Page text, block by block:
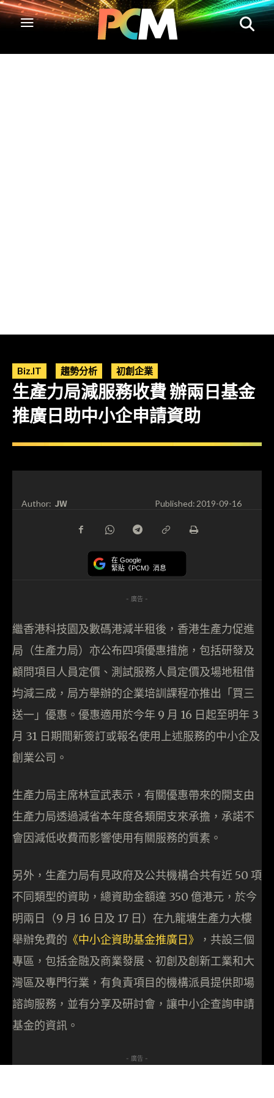
Biz.IT 趨勢分析 初創企業
生產力局減服務收費 辦兩日基金
推廣日助中小企申請資助
Author: JW Published:2019-09-16
在 Google
緊貼《PCM》消息
- 廣告 -
繼香港科技園及數碼港減半租後，香港生產力促進
局（生產力局）亦公布四項優惠措施，包括研發及
顧問項目人員定價、測試服務人員定價及場地租借
均減三成，局方舉辦的企業培訓課程亦推出「買三
送一」優惠。優惠適用於今年 9 月 16 日起至明年 3
月 31 日期間新簽訂或報名使用上述服務的中小企及
創業公司。
生產力局主席林宣武表示，有關優惠帶來的開支由
生產力局透過減省本年度各類開支來承擔，承諾不
會因減低收費而影響使用有關服務的質素。
另外，生產力局有見政府及公共機構合共有近 50 項
不同類型的資助，總資助金額達 350 億港元，於今
明兩日（9 月 16 日及 17 日）在九龍塘生產力大樓
舉辦免費的 《中小企資助基金推廣日》
，共設三個
專區，包括金融及商業發展、初創及創新工業和大
灣區及專門行業，有負責項目的機構派員提供即場
諮詢服務，並有分享及研討會，讓中小企查詢申請
基金的資訊。
- 廣告 -